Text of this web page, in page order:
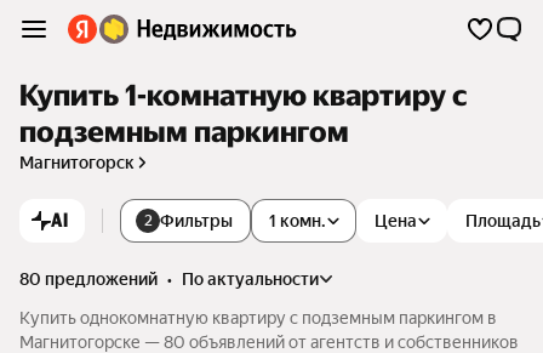
Купить 1-комнатную квартиру с
подземным паркингом
Магнитогорск
AI 2 Фильтры 1 комн. Цена Площадь
80 предложений •
по актуальности
Купить однокомнатную квартиру с подземным паркингом в
Магнитогорске — 80 объявлений от агентств и собственников